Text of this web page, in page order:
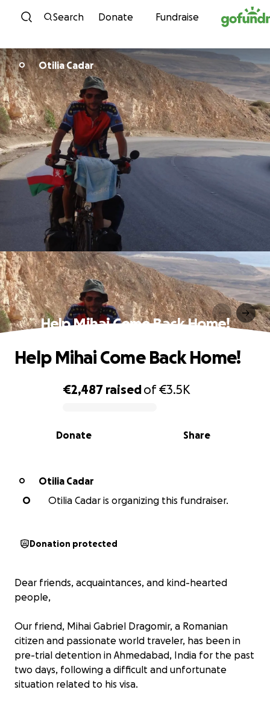
Skip to content
Search Donate Fundraise
O Otilia Cadar
Help Mihai Come Back Home!
0% complete
€2,487 raisedof€3.5K
Share
Donate
Help Mihai Come Back Home!
O
Otilia Cadar
O
Otilia Cadar is organizing this fundraiser.
Donation protected
Dear friends, acquaintances, and kind-hearted
people,
Our friend, Mihai Gabriel Dragomir, a Romanian
citizen and passionate world traveler, has been in
pre-trial detention in Ahmedabad, India for the past
two days, following a difficult and unfortunate
situation related to his visa.